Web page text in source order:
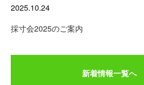
2025.10.24
採寸会2025のご案内
新着情報一覧へ